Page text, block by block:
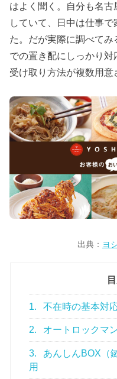
はよく聞く。自分も名
していて、日中は仕事
た。だが実際に調べて
での置き配にしっかり
受け取り方法が複数用意
出典： ヨ
1. 不在時の基本対
2. オートロックマ
3.
あんしんBOX（
用